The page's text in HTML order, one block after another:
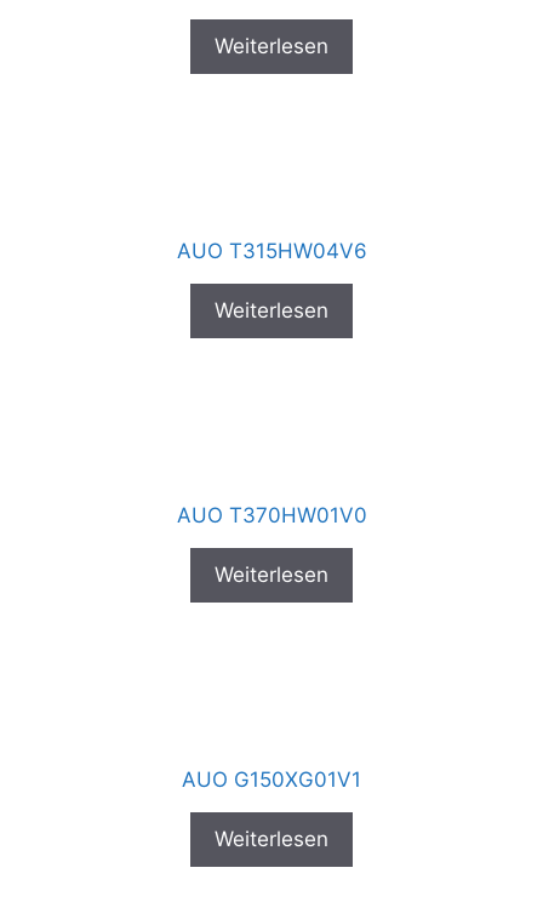
Weiterlesen
AUO T315HW04V6
Weiterlesen
AUO T370HW01V0
Weiterlesen
AUO G150XG01V1
Weiterlesen